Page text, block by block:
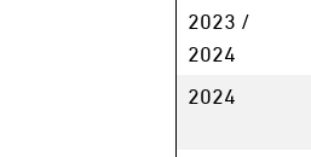
2023 /
2024
2024